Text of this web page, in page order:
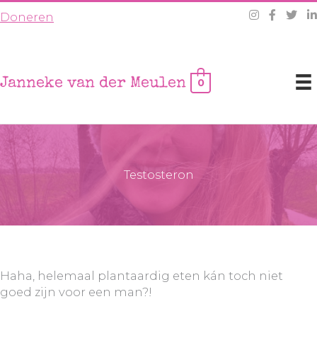
naar
Doneren
Janneke van der Meulen 0
Testosteron
Haha, helemaal plantaardig eten kán toch niet
goed zijn voor een man?!